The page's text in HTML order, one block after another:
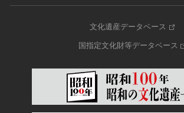
文化遺産データベース
国指定文化財等データベース